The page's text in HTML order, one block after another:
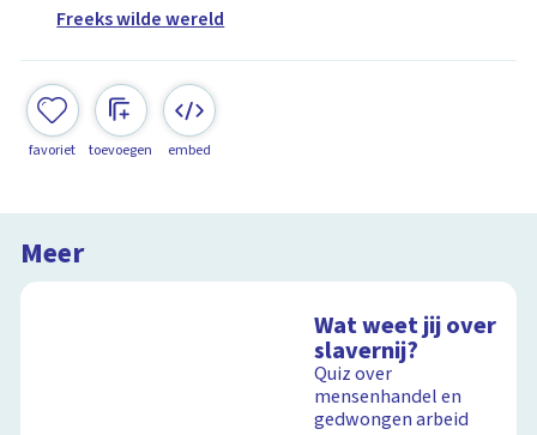
Freeks wilde wereld
favoriet toevoegen embed
Meer
Wat weet jij over
slavernij?
Quiz over
mensenhandel en
gedwongen arbeid